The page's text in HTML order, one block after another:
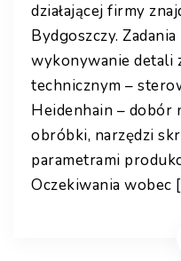
działającej firmy
Bydgoszczy.
wykonywanie detali
technicznym –
Heidenhain – dobór
obróbki, narzędzi
parametrami
Oczekiwania wobec